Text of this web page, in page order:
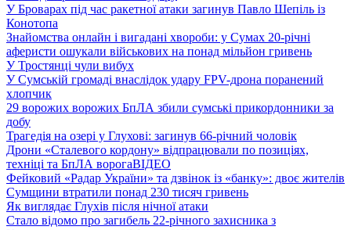
У Броварах під час ракетної атаки загинув Павло Шепіль із
Конотопа
Знайомства онлайн і вигадані хвороби: у Сумах 20-річні
аферисти ошукали військових на понад мільйон гривень
У Тростянці чули вибух
У Сумській громаді внаслідок удару FPV-дрона поранений
хлопчик
29 ворожих ворожих БпЛА збили сумські прикордонники за
добу
Трагедія на озері у Глухові: загинув 66-річний чоловік
Дрони «Сталевого кордону» відпрацювали по позиціях,
техніці та БпЛА ворогаВІДЕО
Фейковий «Радар України» та дзвінок із «банку»: двоє жителів
Сумщини втратили понад 230 тисяч гривень
Як виглядає Глухів після нічної атаки
Стало відомо про загибель 22-річного захисника з